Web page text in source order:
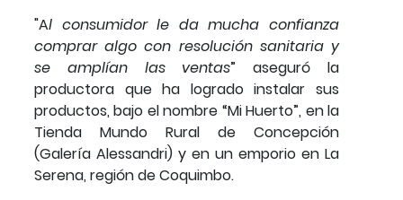
"Al consumidor le da mucha confianza
comprar algo con resolución sanitaria y
se amplían las ventas” aseguró la
productora que ha logrado instalar sus
productos, bajo el nombre “Mi Huerto”, en la
Tienda Mundo Rural de Concepción
(Galería Alessandri) y en un emporio en La
Serena, región de Coquimbo.